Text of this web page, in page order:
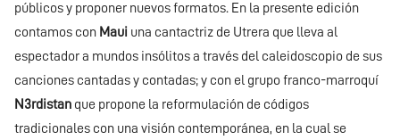
públicos y proponer nuevos formatos. En la presente edición
contamos con Maui una cantactriz de Utrera que lleva al
espectador a mundos insólitos a través del caleidoscopio de sus
canciones cantadas y contadas; y con el grupo franco-marroquí
N3rdistan que propone la reformulación de códigos
tradicionales con una visión contemporánea, en la cual se